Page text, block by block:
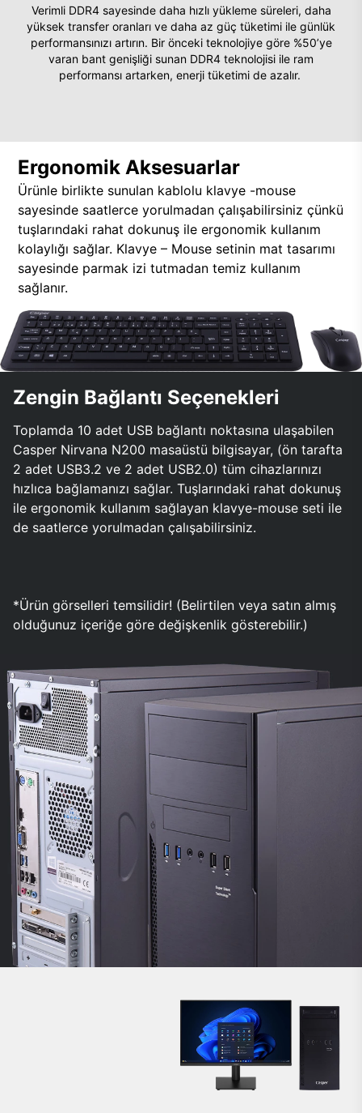
Verimli DDR4 sayesinde daha hızlı yükleme süreleri, daha
yüksek transfer oranları ve daha az güç tüketimi ile günlük
performansınızı artırın. Bir önceki teknolojiye göre %50’ye
varan bant genişliği sunan DDR4 teknolojisi ile ram
performansı artarken, enerji tüketimi de azalır.
Ergonomik Aksesuarlar
Ürünle birlikte sunulan kablolu klavye -mouse
sayesinde saatlerce yorulmadan çalışabilirsiniz çünkü
tuşlarındaki rahat dokunuş ile ergonomik kullanım
kolaylığı sağlar. Klavye – Mouse setinin mat tasarımı
sayesinde parmak izi tutmadan temiz kullanım
sağlanır.
Zengin Bağlantı Seçenekleri
Toplamda 10 adet USB bağlantı noktasına ulaşabilen
Casper Nirvana N200 masaüstü bilgisayar, (ön tarafta
2 adet USB3.2 ve 2 adet USB2.0) tüm cihazlarınızı
hızlıca bağlamanızı sağlar. Tuşlarındaki rahat dokunuş
ile ergonomik kullanım sağlayan klavye-mouse seti ile
de saatlerce yorulmadan çalışabilirsiniz.
*Ürün görselleri temsilidir! (Belirtilen veya satın almış
olduğunuz içeriğe göre değişkenlik gösterebilir.)